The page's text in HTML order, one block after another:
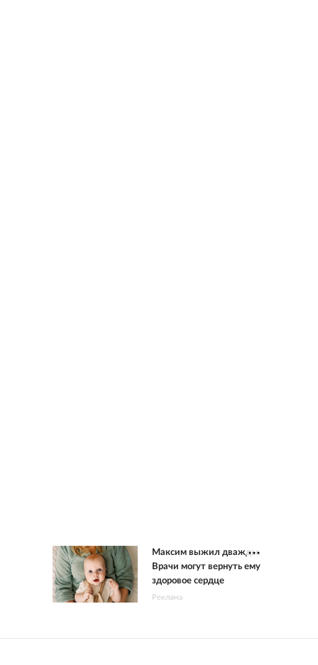
Максим выжил дважды.
Врачи могут вернуть ему
здоровое сердце
Реклама